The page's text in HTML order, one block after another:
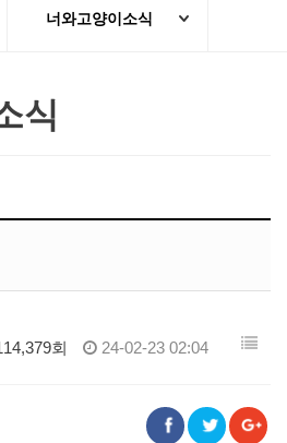
너와고양이소식
식
회 24-02-23 02:04